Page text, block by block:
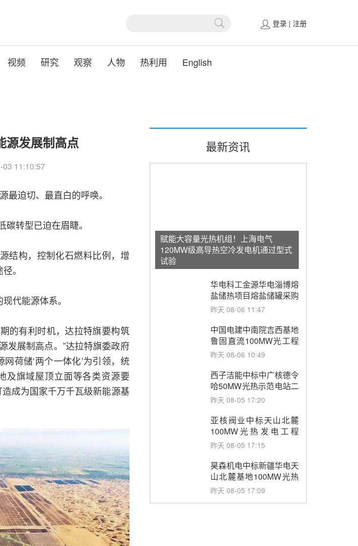
登录 | 注册
视频 研究 观察 人物 热利用 English
源发展制高点
03 11:10:57
最迫切、最直白的呼唤。
转型已迫在眉睫。
结构，控制化石燃料比例，增
。
代能源体系。
的有利时机，达拉特旗要构筑
发展制高点。”达拉特旗委政府
荷储‘两个一体化’为引领，统
及旗域屋顶立面等各类资源要
成为国家千万千瓦级新能源基
最新资讯
赋能大容量光热机组！上海电气
120MW级高导热空冷发电机通过型式
试验
华电科工金源华电淄博熔
盐储热项目熔盐储罐采购
昨天 08-06 11:47
中国电建中南院吉西基地
鲁固直流100MW光工程
性能试验采购
昨天 08-06 10:49
西子洁能中标中广核德令
哈50MW光热示范电站二
列蒸汽发生器设备采购
昨天 08-05 17:20
亚核阀业中标天山北麓
100MW光热发电工程
EPC总承包项目熔盐截
购
昨天 08-05 17:15
昊森机电中标新疆华电天
山北麓基地100MW光热
发电工程EPC总承包项
昨天 08-05 17:09